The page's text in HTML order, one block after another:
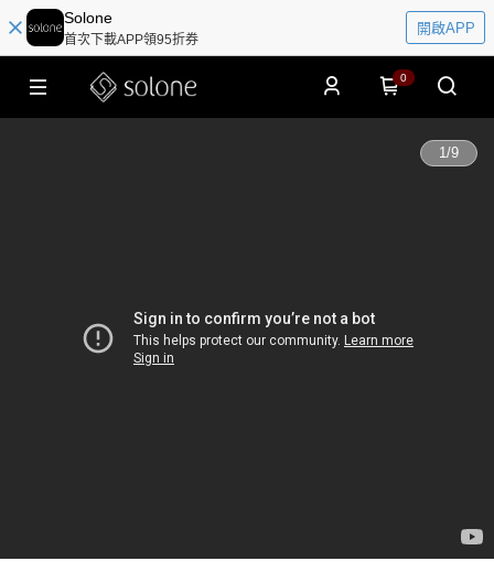
Solone
首次下載APP領95折券
開啟APP
0
1/9